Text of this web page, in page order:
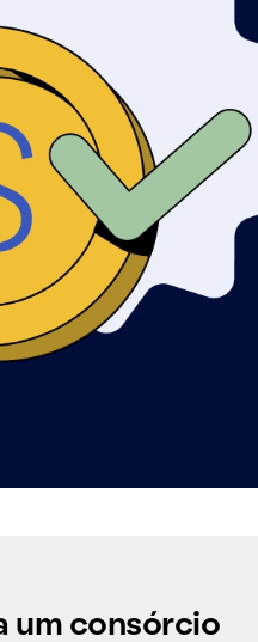
um consórcio